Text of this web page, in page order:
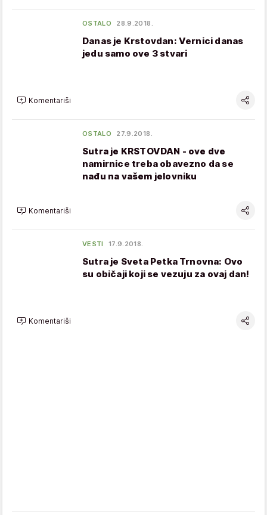
OSTALO 28.9.2018.
Danas je Krstovdan: Vernici danas
jedu samo ove 3 stvari
Komentariši
OSTALO 27.9.2018.
Sutra je KRSTOVDAN - ove dve
namirnice treba obavezno da se
nađu na vašem jelovniku
Komentariši
VESTI 17.9.2018.
Sutra je Sveta Petka Trnovna: Ovo
su običaji koji se vezuju za ovaj dan!
Komentariši